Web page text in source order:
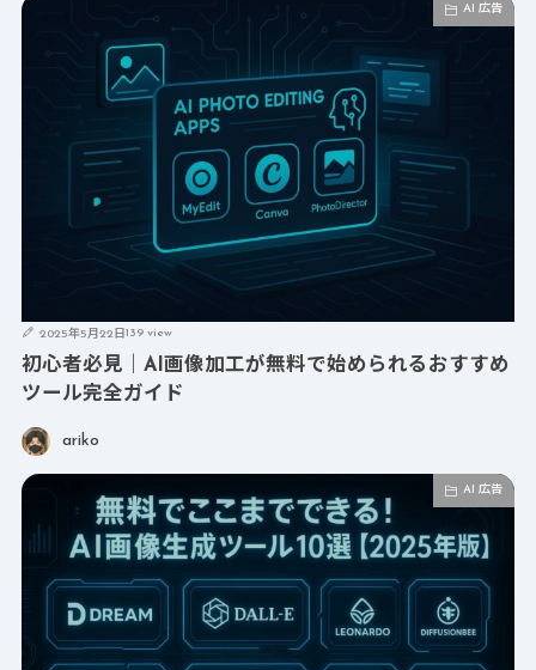
AI 広告
2025年5月22日139 view
初心者必見｜AI画像加工が無料で始められるおすすめ
ツール完全ガイド
ariko
AI 広告